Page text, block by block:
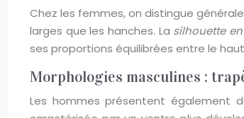
Chez les femmes, on distingue
larges que les hanches. La silhouette
ses proportions équilibrées entre le
Morphologies masculines :
Les hommes présentent également